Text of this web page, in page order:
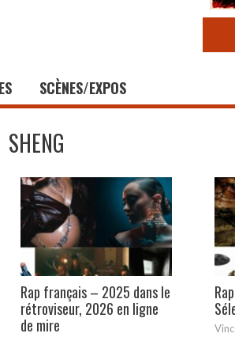
SCÈNES/EXPOS
SHENG
Rap français – 2025 dans le
rétroviseur, 2026 en ligne
de mire